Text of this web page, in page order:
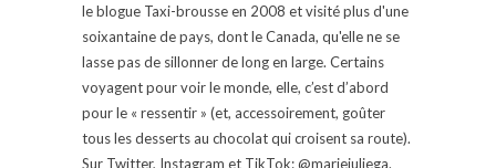
le blogue Taxi-brousse en 2008 et visité plus d'une
soixantaine de pays, dont le Canada, qu'elle ne se
lasse pas de sillonner de long en large. Certains
voyagent pour voir le monde, elle, c’est d’abord
pour le « ressentir » (et, accessoirement, goûter
tous les desserts au chocolat qui croisent sa route).
Sur Twitter, Instagram et TikTok: @mariejuliega.